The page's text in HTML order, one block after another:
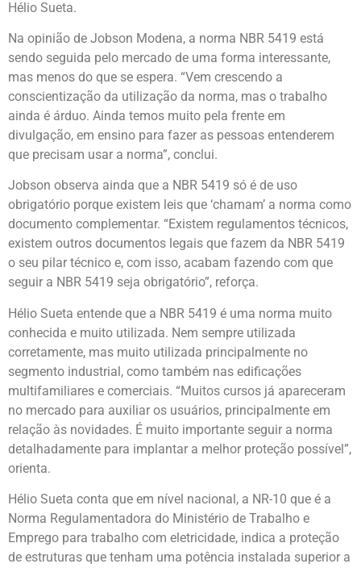
Hélio Sueta.
Na opinião de Jobson Modena, a norma NBR 5419 está
sendo seguida pelo mercado de uma forma interessante,
mas menos do que se espera. “Vem crescendo a
conscientização da utilização da norma, mas o trabalho
ainda é árduo. Ainda temos muito pela frente em
divulgação, em ensino para fazer as pessoas entenderem
que precisam usar a norma”, conclui.
Jobson observa ainda que a NBR 5419 só é de uso
obrigatório porque existem leis que ‘chamam’ a norma como
documento complementar. “Existem regulamentos técnicos,
existem outros documentos legais que fazem da NBR 5419
o seu pilar técnico e, com isso, acabam fazendo com que
seguir a NBR 5419 seja obrigatório”, reforça.
Hélio Sueta entende que a NBR 5419 é uma norma muito
conhecida e muito utilizada. Nem sempre utilizada
corretamente, mas muito utilizada principalmente no
segmento industrial, como também nas edificações
multifamiliares e comerciais. “Muitos cursos já apareceram
no mercado para auxiliar os usuários, principalmente em
relação às novidades. É muito importante seguir a norma
detalhadamente para implantar a melhor proteção possível”,
orienta.
Hélio Sueta conta que em nível nacional, a NR-10 que é a
Norma Regulamentadora do Ministério de Trabalho e
Emprego para trabalho com eletricidade, indica a proteção
de estruturas que tenham uma potência instalada superior a